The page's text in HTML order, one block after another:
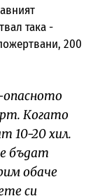
така -
200
опасното
Когато
10-20 хил.
бъдат
обаче
си